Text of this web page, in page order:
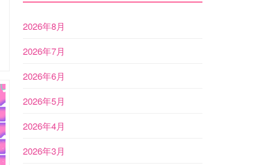
2026年8月
2026年7月
2026年6月
2026年5月
2026年4月
2026年3月